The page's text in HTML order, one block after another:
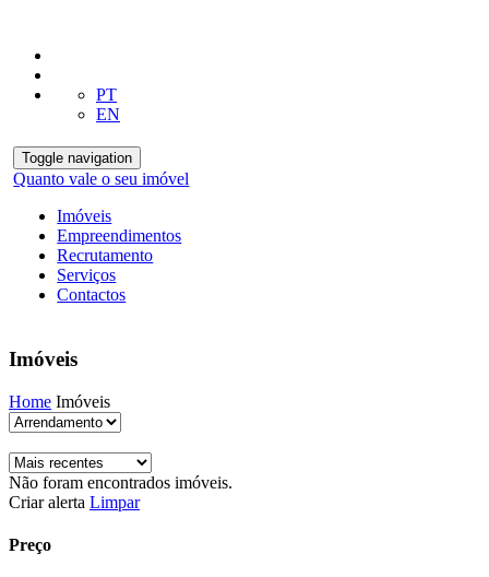
PT
EN
Toggle navigation
Quanto vale o seu imóvel
Imóveis
Empreendimentos
Recrutamento
Serviços
Contactos
Imóveis
Home Imóveis
Não foram encontrados imóveis.
Criar alerta Limpar
Preço